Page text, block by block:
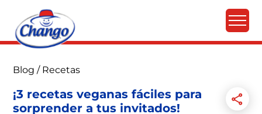
Blog/ Recetas
¡3 recetas veganas fáciles para
sorprender a tus invitados!